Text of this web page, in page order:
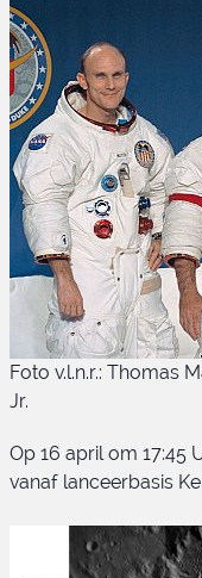
Foto v.l.n.r.: Thomas
Jr.
Op 16 april om 17:45
vanaf lanceerbasis